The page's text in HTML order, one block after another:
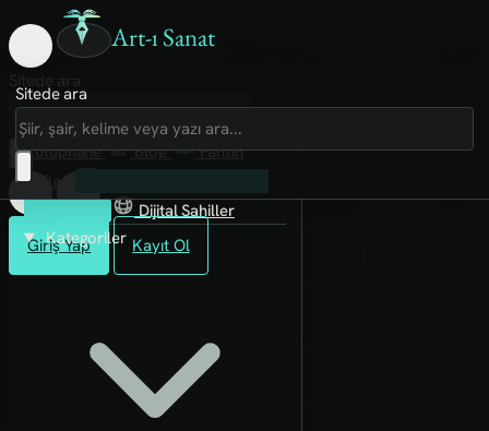
Art-ı Sanat
Giriş Yap Kayıt Ol
Sitede ara
Art-ı Sosyal
İmece
Kütüphane
Blog
Fanzin
Rafları
Dijital Sahiller
Kategoriler